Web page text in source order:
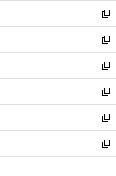
く
で
開
く
ド
ウ
で
開
く
ウ
ィ
ン
ド
ウ
で
開
く
し
い
ウ
ィ
ン
ド
ウ
で
開
く
新
し
い
ウ
ィ
ン
ド
ウ
で
開
く
新
し
い
ウ
ィ
ン
ド
ウ
で
開
新
し
い
ウ
ィ
ン
ド
ウ
新
し
い
ウ
ィ
ン
新
し
い
ウ
新
し